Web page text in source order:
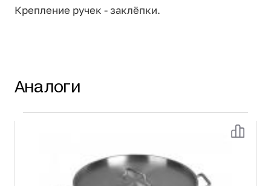
Крепление ручек - заклёпки.
Аналоги